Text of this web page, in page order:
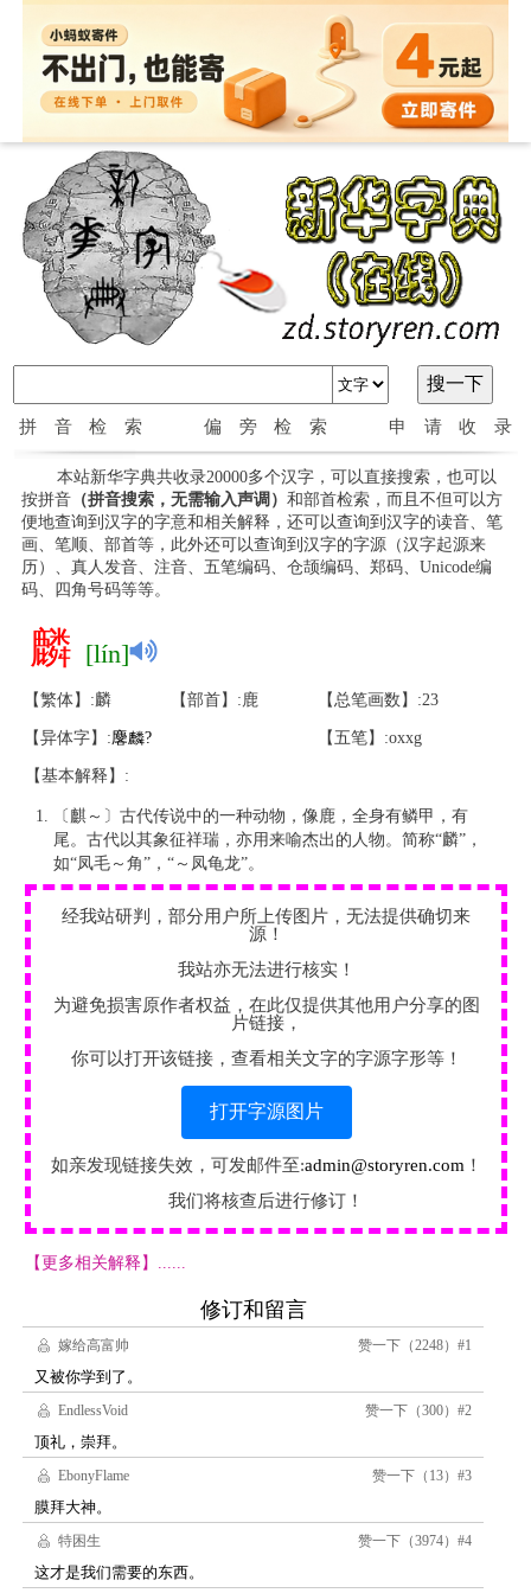
拼音检索 偏旁检索 申请收录
本站新华字典共收录20000多个汉字，可以直接搜索，也可以
按拼音（拼音搜索，无需输入声调） 和部首检索，而且不但可以方
便地查询到汉字的字意和相关解释，还可以查询到汉字的读音、笔
画、笔顺、部首等，此外还可以查询到汉字的字源（汉字起源来
历）、真人发音、注音、五笔编码、仓颉编码、郑码、Unicode编
码、四角号码等等。
麟 [lín]
【繁体】:麟 【部首】:鹿 【总笔画数】:23
【异体字】:麐麟? 【五笔】:oxxg
【基本解释】:
〔麒～〕古代传说中的一种动物，像鹿，全身有鳞甲，有
尾。古代以其象征祥瑞，亦用来喻杰出的人物。简称“麟”，
如“凤毛～角”，“～凤龟龙”。
经我站研判，部分用户所上传图片，无法提供确切来
源！
我站亦无法进行核实！
为避免损害原作者权益，在此仅提供其他用户分享的图
片链接，
你可以打开该链接，查看相关文字的字源字形等！
打开字源图片
如亲发现链接失效，可发邮件至:admin@storyren.com ！
我们将核查后进行修订！
【更多相关解释】......